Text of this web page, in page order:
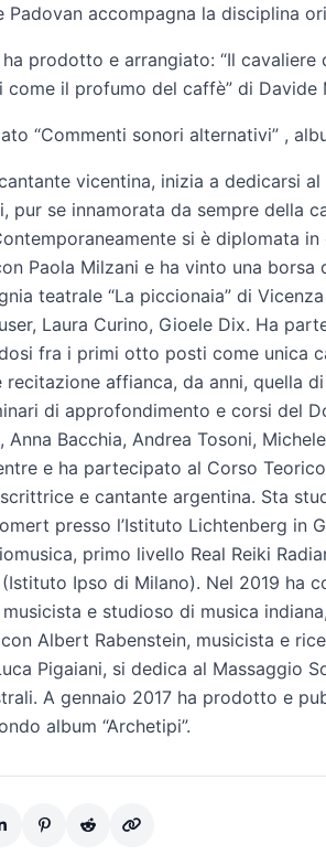
Padovan accompagna la disciplina
prodotto e arrangiato: “Il cavaliere
come il profumo del caffè” di Davide
“Commenti sonori alternativi” ,
vicentina, inizia a dedicarsi
se innamorata da sempre della
si è diplomata
Paola Milzani e ha vinto una
teatrale “La piccionaia” di
Laura Curino, Gioele Dix. Ha
fra i primi otto posti come unica
recitazione affianca, da anni, quella
di approfondimento e corsi del
Anna Bacchia, Andrea Tosoni,
e ha partecipato al Corso
e cantante argentina. Sta
presso l’Istituto Lichtenberg in
primo livello Real Reiki
Ipso di Milano). Nel 2019 ha
e studioso di musica
Albert Rabenstein, musicista e
Pigaiani, si dedica al Massaggio
A gennaio 2017 ha prodotto e
album “Archetipi”.